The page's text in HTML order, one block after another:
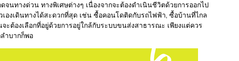
ทางด่วน ทางพิเศษต่างๆ เนื่องจากจะต้องดำเนินชีวิตด้วยการออกไป
องเดินทางได้สะดวกที่สุด เช่น ซื้อคอนโดติดกับรถไฟฟ้า, ซื้อบ้านที่ไกล
ต้องเลือกที่อยู่ด้วยการอยู่ใกล้กับระบบขนส่งสาธารณะ เพียงแต่ควร
ำบากก็พอ